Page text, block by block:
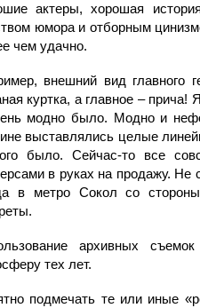
актеры, хорошая
юмора и отборным
чем удачно.
внешний вид главного
куртка, а главное –
модно было. Модно и
выставлялись целые
было. Сейчас-то все
в руках на продажу. Не
в метро Сокол со
архивных
тех лет.
подмечать те или иные